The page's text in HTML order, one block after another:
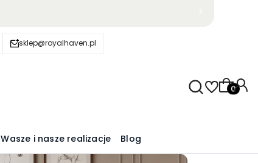
sklep@royalhaven.pl
Wasze i nasze realizacje Blog